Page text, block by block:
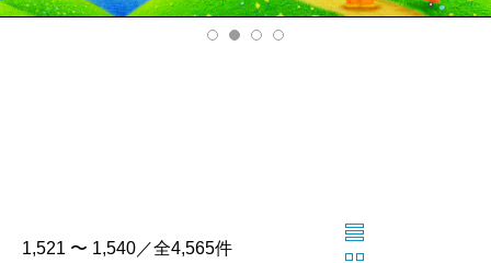
v
xt
1,521 〜 1,540／全4,565件